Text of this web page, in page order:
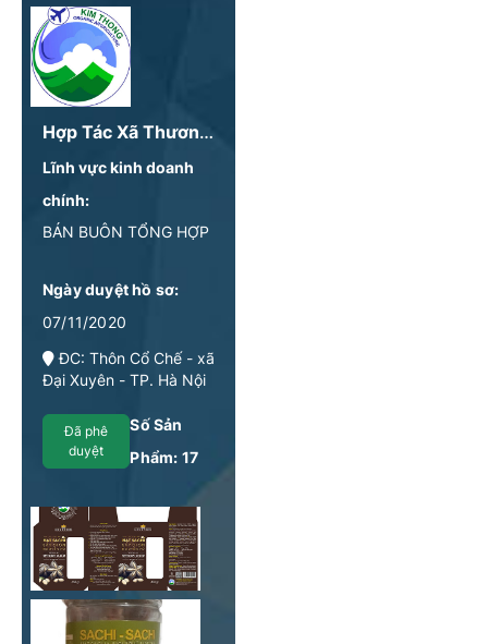
Hợp Tác Xã Thương Mại Dịch Vụ Du Lịch Và Xuất Nhập Khẩu Kim Thông
Lĩnh vực kinh doanh
chính:
BÁN BUÔN TỔNG HỢP
Ngày duyệt hồ sơ:
07/11/2020
ĐC: Thôn Cổ Chế - xã
Đại Xuyên - TP. Hà Nội
Đã phê
duyệt
Số Sản
Phẩm: 17